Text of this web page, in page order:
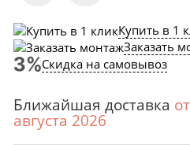
Купить в 1
Заказать
Скидка на самовывоз
Ближайшая доставка
августа 2026